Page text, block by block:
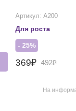
Артикул: А200
Для роста
- 25%
369₽ 492₽
На